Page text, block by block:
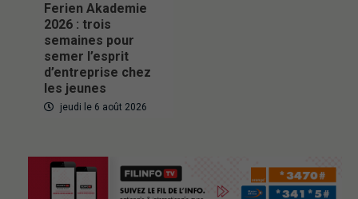
Ferien Akademie
2026 : trois
semaines pour
semer l’esprit
d’entreprise chez
les jeunes
jeudi le 6 août 2026